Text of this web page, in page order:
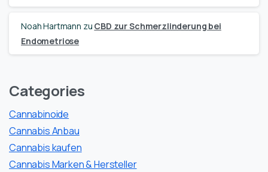
Noah Hartmann zu CBD zur Schmerzlinderung bei
Endometriose
Categories
Cannabinoide
Cannabis Anbau
Cannabis kaufen
Cannabis Marken & Hersteller